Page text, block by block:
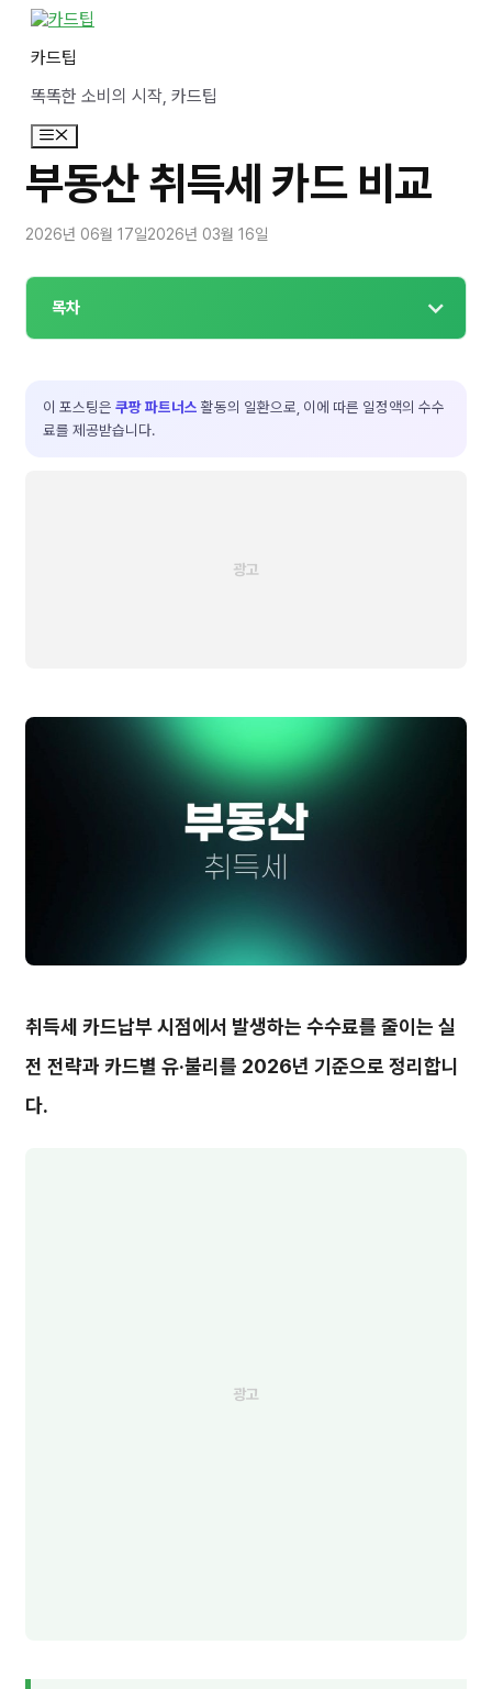
카드팁
똑똑한 소비의 시작, 카드팁
메
뉴
부동산 취득세 카드 비교
2026년 06월 17일2026년 03월 16일
목차
이 포스팅은 쿠팡 파트너스 활동의 일환으로, 이에 따른 일정액의 수수
료를 제공받습니다.
취득세 카드납부 시점에서 발생하는 수수료를 줄이는 실
전 전략과 카드별 유·불리를 2026년 기준으로 정리합니
다.